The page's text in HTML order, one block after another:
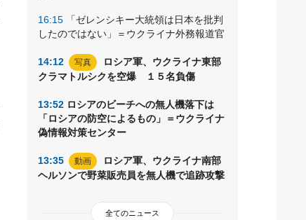
16:15 「ゼレンシキー大統領は日本を批判
したのではない」＝ウクライナ外務報道官
14:12 写真
ロシア軍、ウクライナ東部
クラマトルシクを空爆 １５名負傷
13:52 ロシアのビーチへの無人機落下は
「ロシアの防空によるもの」＝ウクライナ
偽情報対策センター
13:35 動画
ロシア軍、ウクライナ南部
ヘルソンで野菜販売員を無人機で追跡攻撃
全てのニュース